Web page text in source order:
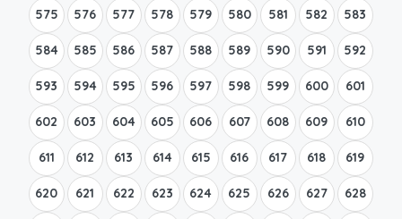
575 576 577 578 579 580 581 582 583
584 585 586 587 588 589 590 591 592
593 594 595 596 597 598 599 600 601
602 603 604 605 606 607 608 609 610
611 612 613 614 615 616 617 618 619
620 621 622 623 624 625 626 627 628